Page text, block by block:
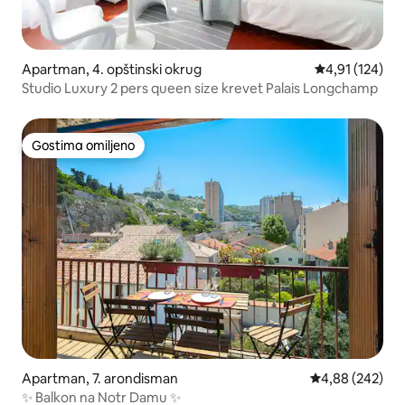
Apartman, 4. opštinski okrug Prosečna
4,91 (124)
Studio Luxury 2 pers queen size krevet Palais Longchamp
Gostima omiljeno
Gostima omiljeno
Apartman, 7. arondisman Prosečna
4,88 (242)
✨ Balkon na Notr Damu ✨